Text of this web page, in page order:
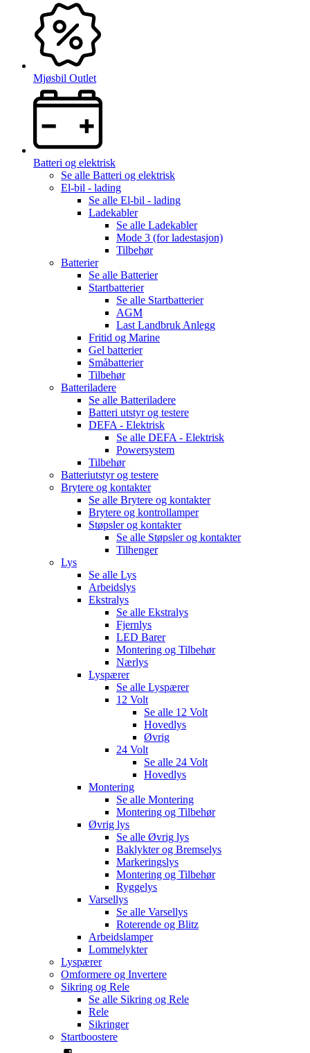
Mjøsbil Outlet
Batteri og elektrisk
Se alle Batteri og elektrisk
El-bil - lading
Se alle El-bil - lading
Ladekabler
Se alle Ladekabler
Mode 3 (for ladestasjon)
Tilbehør
Batterier
Se alle Batterier
Startbatterier
Se alle Startbatterier
AGM
Last Landbruk Anlegg
Fritid og Marine
Gel batterier
Småbatterier
Tilbehør
Batteriladere
Se alle Batteriladere
Batteri utstyr og testere
DEFA - Elektrisk
Se alle DEFA - Elektrisk
Powersystem
Tilbehør
Batteriutstyr og testere
Brytere og kontakter
Se alle Brytere og kontakter
Brytere og kontrollamper
Støpsler og kontakter
Se alle Støpsler og kontakter
Tilhenger
Lys
Se alle Lys
Arbeidslys
Ekstralys
Se alle Ekstralys
Fjernlys
LED Barer
Montering og Tilbehør
Nærlys
Lyspærer
Se alle Lyspærer
12 Volt
Se alle 12 Volt
Hovedlys
Øvrig
24 Volt
Se alle 24 Volt
Hovedlys
Montering
Se alle Montering
Montering og Tilbehør
Øvrig lys
Se alle Øvrig lys
Baklykter og Bremselys
Markeringslys
Montering og Tilbehør
Ryggelys
Varsellys
Se alle Varsellys
Roterende og Blitz
Arbeidslamper
Lommelykter
Lyspærer
Omformere og Invertere
Sikring og Rele
Se alle Sikring og Rele
Rele
Sikringer
Startboostere